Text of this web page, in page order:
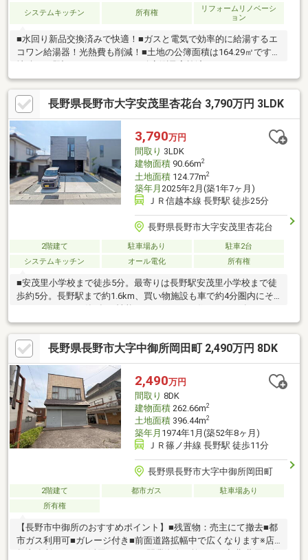
システムキッチン 所有権
リフォームリノベーシ
ョン
■水回り新品交換済みで快適！■ガスと電気で効率的に給湯するエ
コワン給湯器！光熱費も削減！■土地の公簿面積は164.29㎡ですが
地積更正登記はいたしません。確定測量実施済み
長野県長野市大字安茂里杏花台 3,790万円 3LDK
3,790万円
間取り 3LDK
建物面積90.66m2
土地面積124.77m2
築年月 2025年2月(築1年7ヶ月)
ＪＲ信越本線 長野駅 徒歩25分
長野県長野市大字安茂里杏花台
2階建て 駐車場あり
駐車2台
システムキッチン
オール電化 所有権
■安茂里小学校まで徒歩5分。最寄りは長野駅安茂里小学校まで徒
歩約5分。長野駅まで約1.6km、買い物施設も車で約4分圏内にそ
築。LIXILスーパーウォール工法を採用した高気密住宅です。35年
保証も引継ぎできます。■太陽光＋オール電化の3LDK太陽光発電
を備えたオール電化住宅。W.I.C付きの3LDKで、駐車も2台可能で
す。
長野県長野市大字中御所岡田町 2,490万円 8DK
2,490万円
間取り 8DK
建物面積262.66m2
土地面積396.44m2
築年月 1974年1月(築52年8ヶ月)
ＪＲ篠ノ井線 長野駅 徒歩11分
長野県長野市大字中御所岡田町
2階建て 都市ガス
駐車場あり
所有権
【長野市中御所のおすすめポイント】■残置物：売主にて撤去■都
市ガス利用可■ガレージ付き■前面道路拡幅中で広くなります※店
舗事務所としても活用できます♪開業資金を抑える／初期費用を軽